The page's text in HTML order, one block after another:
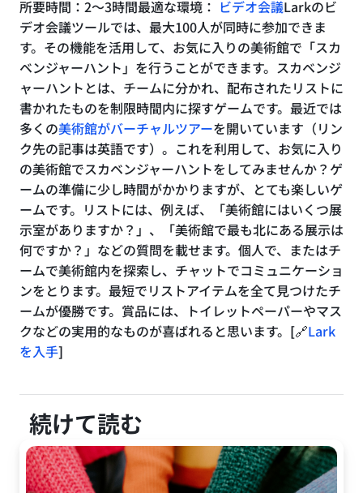
所要時間：2〜3時間最適な環境： ビデオ会議Larkのビ
デオ会議ツールでは、最大100人が同時に参加できま
す。その機能を活用して、お気に入りの美術館で「スカ
ベンジャーハント」を行うことができます。スカベンジ
ャーハントとは、チームに分かれ、配布されたリストに
書かれたものを制限時間内に探すゲームです。最近では
多くの美術館がバーチャルツアーを開いています（リン
ク先の記事は英語です）。これを利用して、お気に入り
の美術館でスカベンジャーハントをしてみませんか？ゲ
ームの準備に少し時間がかかりますが、とても楽しいゲ
ームです。リストには、例えば、「美術館にはいくつ展
示室がありますか？」、「美術館で最も北にある展示は
何ですか？」などの質問を載せます。個人で、またはチ
ームで美術館内を探索し、チャットでコミュニケーショ
ンをとります。最短でリストアイテムを全て見つけたチ
ームが優勝です。賞品には、トイレットペーパーやマス
クなどの実用的なものが喜ばれると思います。 [🔗Lark
を入手]
続けて読む